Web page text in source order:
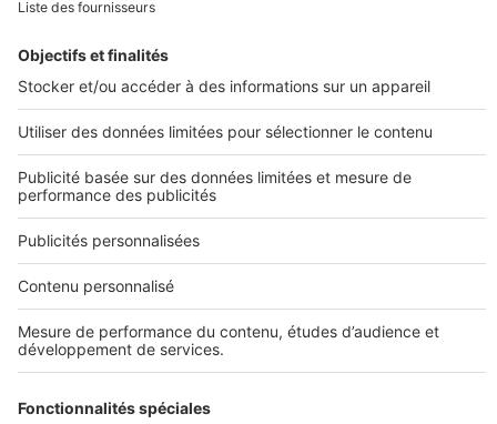
Construire sa maison
Maisons en L Maisons de plain-pied
Maisons à étage Maisons modernes
Tous nos plans de maison
Infos pratiques